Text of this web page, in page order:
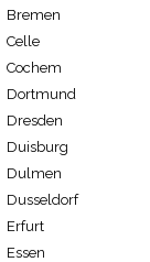
Bremen
Celle
Cochem
Dortmund
Dresden
Duisburg
Dulmen
Dusseldorf
Erfurt
Essen